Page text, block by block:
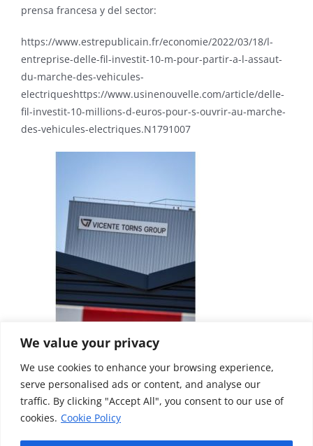
We value your privacy
We use cookies to enhance your browsing experience,
serve personalised ads or content, and analyse our
traffic. By clicking "Accept All", you consent to our use of
cookies. Cookie Policy
prensa francesa y del sector:
https://www.estrepublicain.fr/economie/2022/03/18/l-
entreprise-delle-fil-investit-10-m-pour-partir-a-l-assaut-
du-marche-des-vehicules-
electriqueshttps://www.usinenouvelle.com/article/delle-
fil-investit-10-millions-d-euros-pour-s-ouvrir-au-marche-
des-vehicules-electriques.N1791007